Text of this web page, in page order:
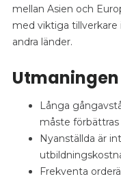
mellan Asien och
med viktiga tillverkare
andra länder.
Utmaningen
Långa
måste förbättras
Nyanställda är
Frekventa